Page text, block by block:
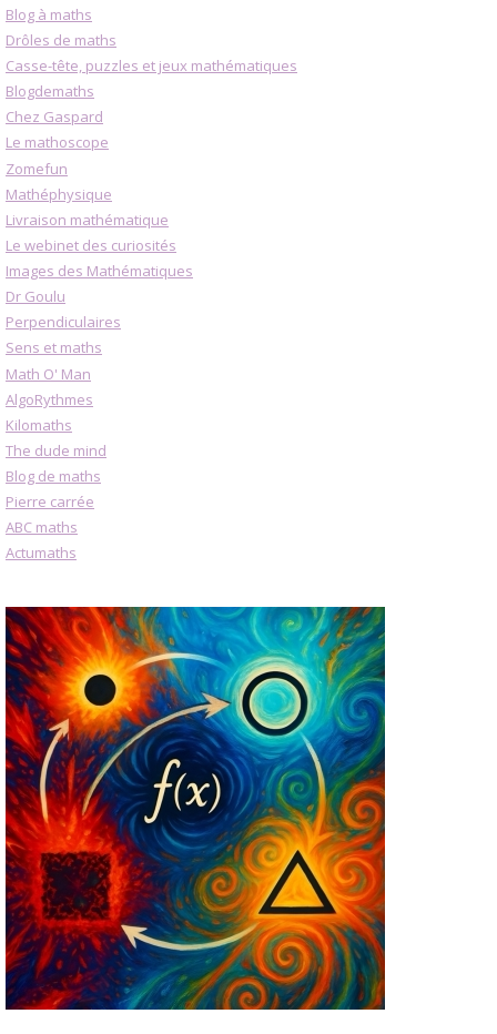
Blog à maths
Drôles de maths
Casse-tête, puzzles et jeux mathématiques
Blogdemaths
Chez Gaspard
Le mathoscope
Zomefun
Mathéphysique
Livraison mathématique
Le webinet des curiosités
Images des Mathématiques
Dr Goulu
Perpendiculaires
Sens et maths
Math O' Man
AlgoRythmes
Kilomaths
The dude mind
Blog de maths
Pierre carrée
ABC maths
Actumaths